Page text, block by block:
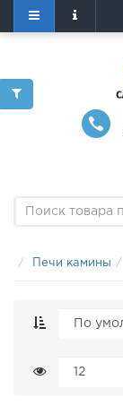
Печи камины